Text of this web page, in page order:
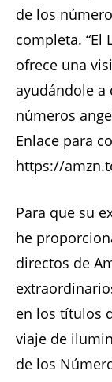
de los
completa. “El
ofrece una
ayudándole
números
Enlace para
https://
Para que su
he
directos de
en los títulos
viaje de
de los